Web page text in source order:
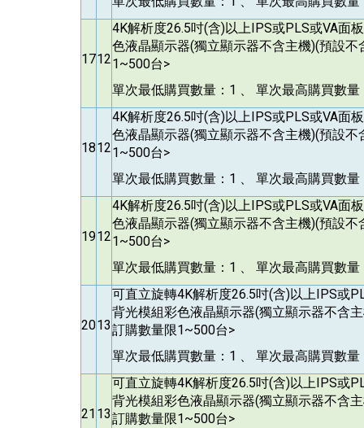
1712
4K解析度26.5吋(含)以上IPS或PLS或VA面
色液晶顯示器(獨立顯示器不含主機)(預設不
1~500台>
單次最低購買數量：1 、 單次最高購買數量
1812
4K解析度26.5吋(含)以上IPS或PLS或VA面
色液晶顯示器(獨立顯示器不含主機)(預設不
1~500台>
單次最低購買數量：1 、 單次最高購買數量
1912
4K解析度26.5吋(含)以上IPS或PLS或VA面
色液晶顯示器(獨立顯示器不含主機)(預設不
1~500台>
單次最低購買數量：1 、 單次最高購買數量
2013
可直立旋轉4K解析度26.5吋(含)以上IPS或
背光模組彩色液晶顯示器(獨立顯示器不含
訂購數量限1~500台>
單次最低購買數量：1 、 單次最高購買數量
21 13
可直立旋轉4K解析度26.5吋(含)以上IPS或
背光模組彩色液晶顯示器(獨立顯示器不含
訂購數量限1~500台>